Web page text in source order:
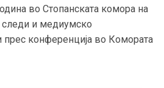
во Стопанската комора на
следи и медиумско
прес конференција во Комората